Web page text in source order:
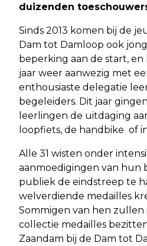
duizenden
Sinds 2013 komen bij de
Dam tot Damloop ook
beperking aan de start, en
jaar weer aanwezig met
enthousiaste delegatie
begeleiders. Dit jaar
leerlingen de uitdaging
loopfiets, de handbike of
Alle 31 wisten onder
aanmoedigingen van hun
publiek de eindstreep te
welverdiende medailles
Sommigen van hen zullen
collectie medailles
Zaandam bij de Dam tot